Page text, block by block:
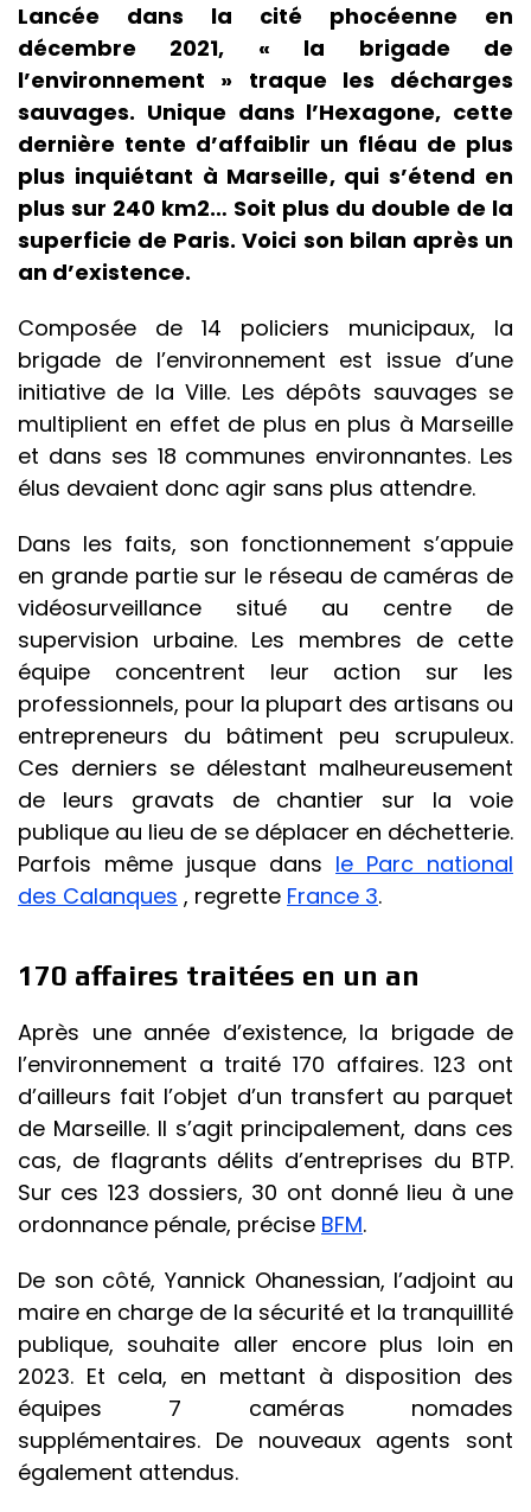
Lancée dans la cité phocéenne en
décembre 2021, « la brigade de
l’environnement » traque les décharges
sauvages. Unique dans l’Hexagone, cette
dernière tente d’affaiblir un fléau de plus
plus inquiétant à Marseille, qui s’étend en
plus sur 240 km2… Soit plus du double de la
superficie de Paris. Voici son bilan après un
an d’existence.
Composée de 14 policiers municipaux, la
brigade de l’environnement est issue d’une
initiative de la Ville. Les dépôts sauvages se
multiplient en effet de plus en plus à Marseille
et dans ses 18 communes environnantes. Les
élus devaient donc agir sans plus attendre.
Dans les faits, son fonctionnement s’appuie
en grande partie sur le réseau de caméras de
vidéosurveillance situé au centre de
supervision urbaine. Les membres de cette
équipe concentrent leur action sur les
professionnels, pour la plupart des artisans ou
entrepreneurs du bâtiment peu scrupuleux.
Ces derniers se délestant malheureusement
de leurs gravats de chantier sur la voie
publique au lieu de se déplacer en déchetterie.
Parfois même jusque dans le Parc national
des Calanques , regrette France 3.
170 affaires traitées en un an
Après une année d’existence, la brigade de
l’environnement a traité 170 affaires. 123 ont
d’ailleurs fait l’objet d’un transfert au parquet
de Marseille. Il s’agit principalement, dans ces
cas, de flagrants délits d’entreprises du BTP.
Sur ces 123 dossiers, 30 ont donné lieu à une
ordonnance pénale, précise BFM.
De son côté, Yannick Ohanessian, l’adjoint au
maire en charge de la sécurité et la tranquillité
publique, souhaite aller encore plus loin en
2023. Et cela, en mettant à disposition des
équipes 7 caméras nomades
supplémentaires. De nouveaux agents sont
également attendus.